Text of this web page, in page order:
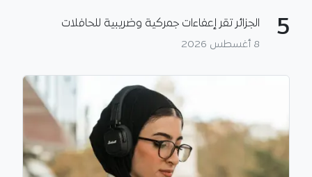
5 الجزائر تقر إعفاءات جمركية وضريبية للحافلات
8 أغسطس 2026